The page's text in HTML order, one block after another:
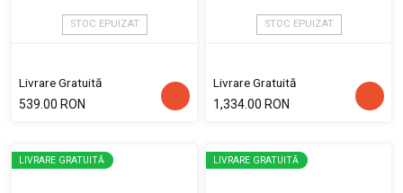
STOC EPUIZAT
Livrare Gratuită
539.00 RON
STOC EPUIZAT
Livrare Gratuită
1,334.00 RON
LIVRARE GRATUITĂ LIVRARE GRATUITĂ